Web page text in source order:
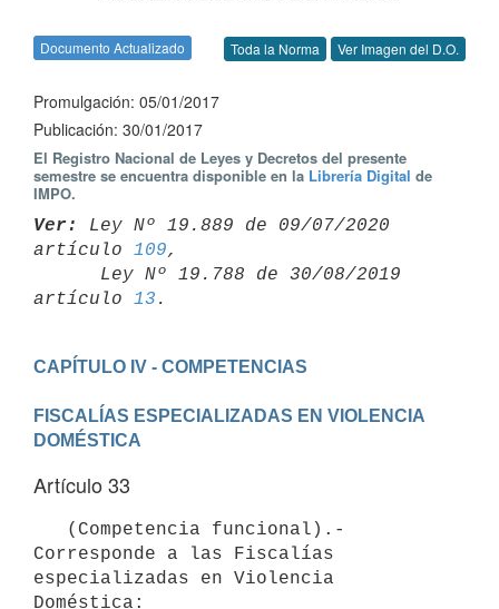
Documento Actualizado Toda la Norma Ver Imagen del D.O.
Promulgación: 05/01/2017
Publicación: 30/01/2017
El Registro Nacional de Leyes y Decretos del presente
semestre se encuentra disponible en la Librería Digital de
IMPO.
Ver:
Ley Nº 19.889 de 09/07/2020
artículo 109,
artículo 13
FISCALÍAS ESPECIALIZADAS EN VIOLENCIA
DOMÉSTICA
Artículo 33
Corresponde a las Fiscalías
especializadas en Violencia
Doméstica: